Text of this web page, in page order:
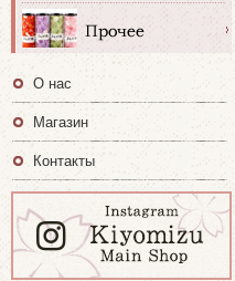
О нас
Магазин
Контакты